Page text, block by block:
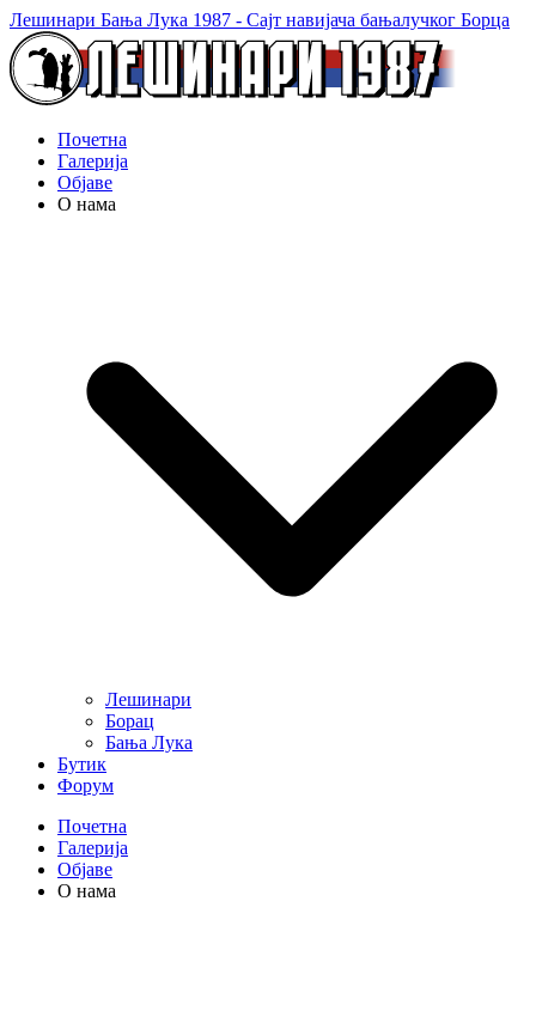
Лешинари Бања Лука 1987 - Сајт навијача бањалучког Борца
Почетна
Галерија
Објаве
О нама
Лешинари
Борац
Бања Лука
Бутик
Форум
Почетна
Галерија
Објаве
О нама